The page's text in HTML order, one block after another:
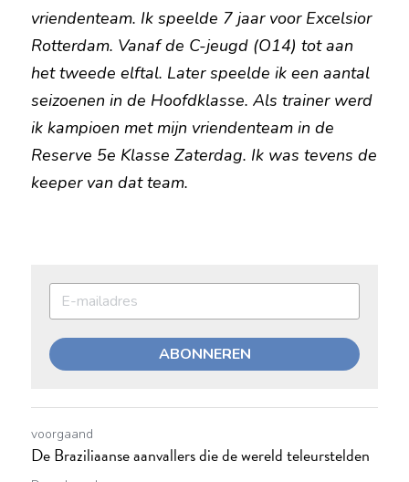
vriendenteam. Ik speelde 7 jaar voor Excelsior
Rotterdam. Vanaf de C-jeugd (O14) tot aan
het tweede elftal. Later speelde ik een aantal
seizoenen in de Hoofdklasse. Als trainer werd
ik kampioen met mijn vriendenteam in de
Reserve 5e Klasse Zaterdag. Ik was tevens de
keeper van dat team.
ABONNEREN
voorgaand
De Braziliaanse aanvallers die de wereld teleurstelden